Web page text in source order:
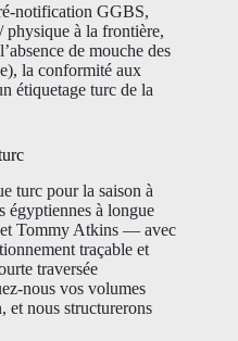
notification GGBS,
physique à la frontière,
de mouche des
la conformité aux
étiquetage turc de la
turc pour la saison à
égyptiennes à longue
Tommy Atkins — avec
traçable et
traversée
nous vos volumes
et nous structurerons